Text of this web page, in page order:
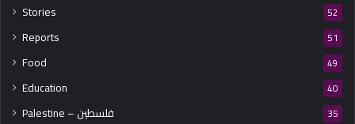
Stories 52
Reports 51
Food 49
Education 40
Palestine – فلسطين 35